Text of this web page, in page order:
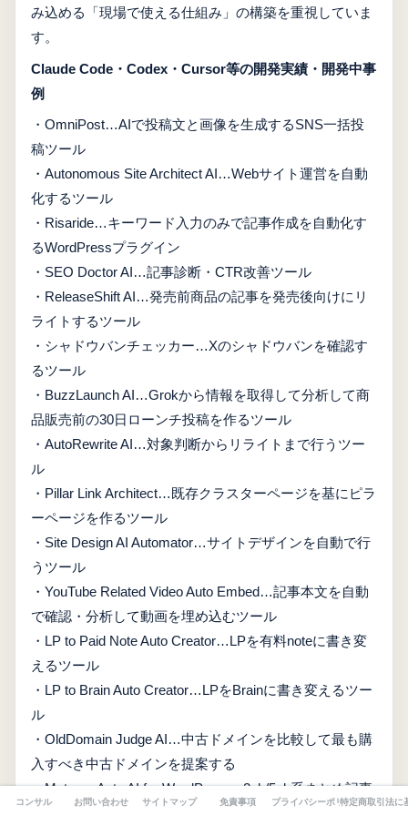
み込める「現場で使える仕組み」の構築を重視していま
す。
Claude Code・Codex・Cursor等の開発実績・開発中事
例
・OmniPost…AIで投稿文と画像を生成するSNS一括投
稿ツール
・Autonomous Site Architect AI…Webサイト運営を自動
化するツール
・Risaride…キーワード入力のみで記事作成を自動化す
るWordPressプラグイン
・SEO Doctor AI…記事診断・CTR改善ツール
・ReleaseShift AI…発売前商品の記事を発売後向けにリ
ライトするツール
・シャドウバンチェッカー…Xのシャドウバンを確認す
るツール
・BuzzLaunch AI…Grokから情報を取得して分析して商
品販売前の30日ローンチ投稿を作るツール
・AutoRewrite AI…対象判断からリライトまで行うツー
ル
・Pillar Link Architect…既存クラスターページを基にピラ
ーページを作るツール
・Site Design AI Automator…サイトデザインを自動で行
うツール
・YouTube Related Video Auto Embed…記事本文を自動
で確認・分析して動画を埋め込むツール
・LP to Paid Note Auto Creator…LPを有料noteに書き変
えるツール
・LP to Brain Auto Creator…LPをBrainに書き変えるツー
ル
・OldDomain Judge AI…中古ドメインを比較して最も購
入すべき中古ドメインを提案する
・Matome Auto AI for WordPress…2ch/5ch系まとめ記事
コンサル お問い合わせ サイトマップ 免責事項 プライバシーポリシー特定商取引法に